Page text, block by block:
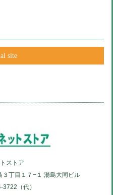
site
ストア
丁目１７−１ 湯島大同ビル
（代）